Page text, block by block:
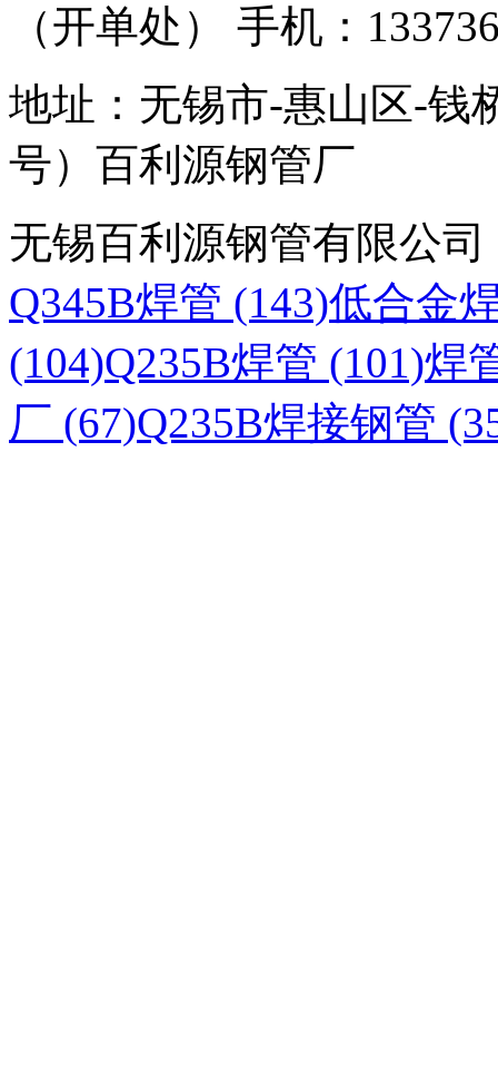
（开单处） 手机：
地址：无锡市-惠山区-钱
号）百利源钢管厂
无锡百利源钢管有限公
Q345B焊管 (143)低合金
(104)Q235B焊管 (101)焊
厂 (67)Q235B焊接钢管